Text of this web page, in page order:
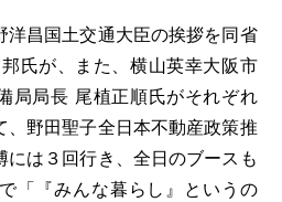
昌国土交通大臣の挨拶を同省
氏が、また、横山英幸大阪市
局局長 尾植正順氏がそれぞれ
、野田聖子全日本不動産政策推
は３回行き、全日のブースも
「『みんな暮らし』というの